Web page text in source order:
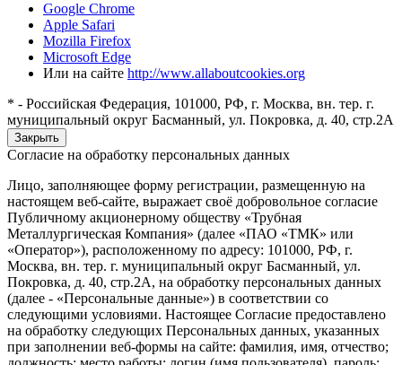
Google Chrome
Apple Safari
Mozilla Firefox
Microsoft Edge
Или на сайте http://www.allaboutcookies.org
* - Российская Федерация, 101000, РФ, г. Москва, вн. тер. г.
муниципальный округ Басманный, ул. Покровка, д. 40, стр.2А
Закрыть
Согласие на обработку персональных данных
Лицо, заполняющее форму регистрации, размещенную на
настоящем веб-сайте, выражает своё добровольное согласие
Публичному акционерному обществу «Трубная
Металлургическая Компания» (далее «ПАО «ТМК» или
«Оператор»), расположенному по адресу: 101000, РФ, г.
Москва, вн. тер. г. муниципальный округ Басманный, ул.
Покровка, д. 40, стр.2А, на обработку персональных данных
(далее - «Персональные данные») в соответствии со
следующими условиями. Настоящее Согласие предоставлено
на обработку следующих Персональных данных, указанных
при заполнении веб-формы на сайте: фамилия, имя, отчество;